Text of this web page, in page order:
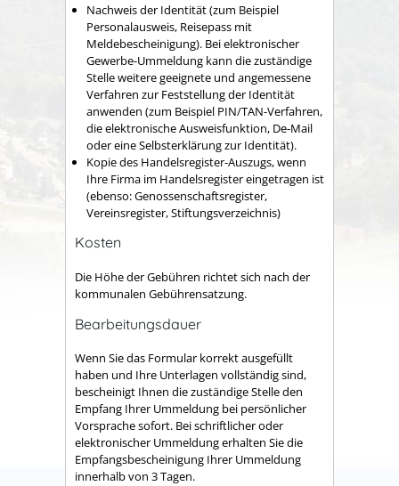
Nachweis der Identität (zum Beispiel
Personalausweis, Reisepass mit
Meldebescheinigung). Bei elektronischer
Gewerbe-Ummeldung kann die zuständige
Stelle weitere geeignete und angemessene
Verfahren zur Feststellung der Identität
anwenden (zum Beispiel PIN/TAN-Verfahren,
die elektronische Ausweisfunktion, De-Mail
oder eine Selbsterklärung zur Identität).
Kopie des Handelsregister-Auszugs, wenn
Ihre Firma im Handelsregister eingetragen ist
(ebenso: Genossenschaftsregister,
Vereinsregister, Stiftungsverzeichnis)
Kosten
Die Höhe der Gebühren richtet sich nach der
kommunalen Gebührensatzung.
Bearbeitungsdauer
Wenn Sie das Formular korrekt ausgefüllt
haben und Ihre Unterlagen vollständig sind,
bescheinigt Ihnen die zuständige Stelle den
Empfang Ihrer Ummeldung bei persönlicher
Vorsprache sofort. Bei schriftlicher oder
elektronischer Ummeldung erhalten Sie die
Empfangsbescheinigung Ihrer Ummeldung
innerhalb von 3 Tagen.